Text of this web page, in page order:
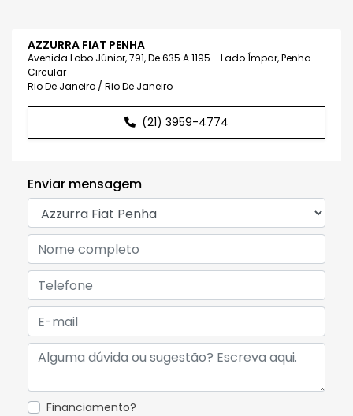
AZZURRA FIAT PENHA
Avenida Lobo Júnior, 791, De 635 A 1195 - Lado Ímpar, Penha
Circular
Rio De Janeiro / Rio De Janeiro
(21) 3959-4774
Enviar mensagem
Financiamento?